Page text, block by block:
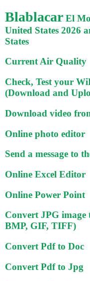
Blablacar El
United States 2026
States
Current Air Quality
Check, Test your
(Download and
Download video
Online photo editor
Send a message to
Online Excel Editor
Online Power Point
Convert JPG image
BMP, GIF, TIFF)
Convert Pdf to Doc
Convert Pdf to Jpg